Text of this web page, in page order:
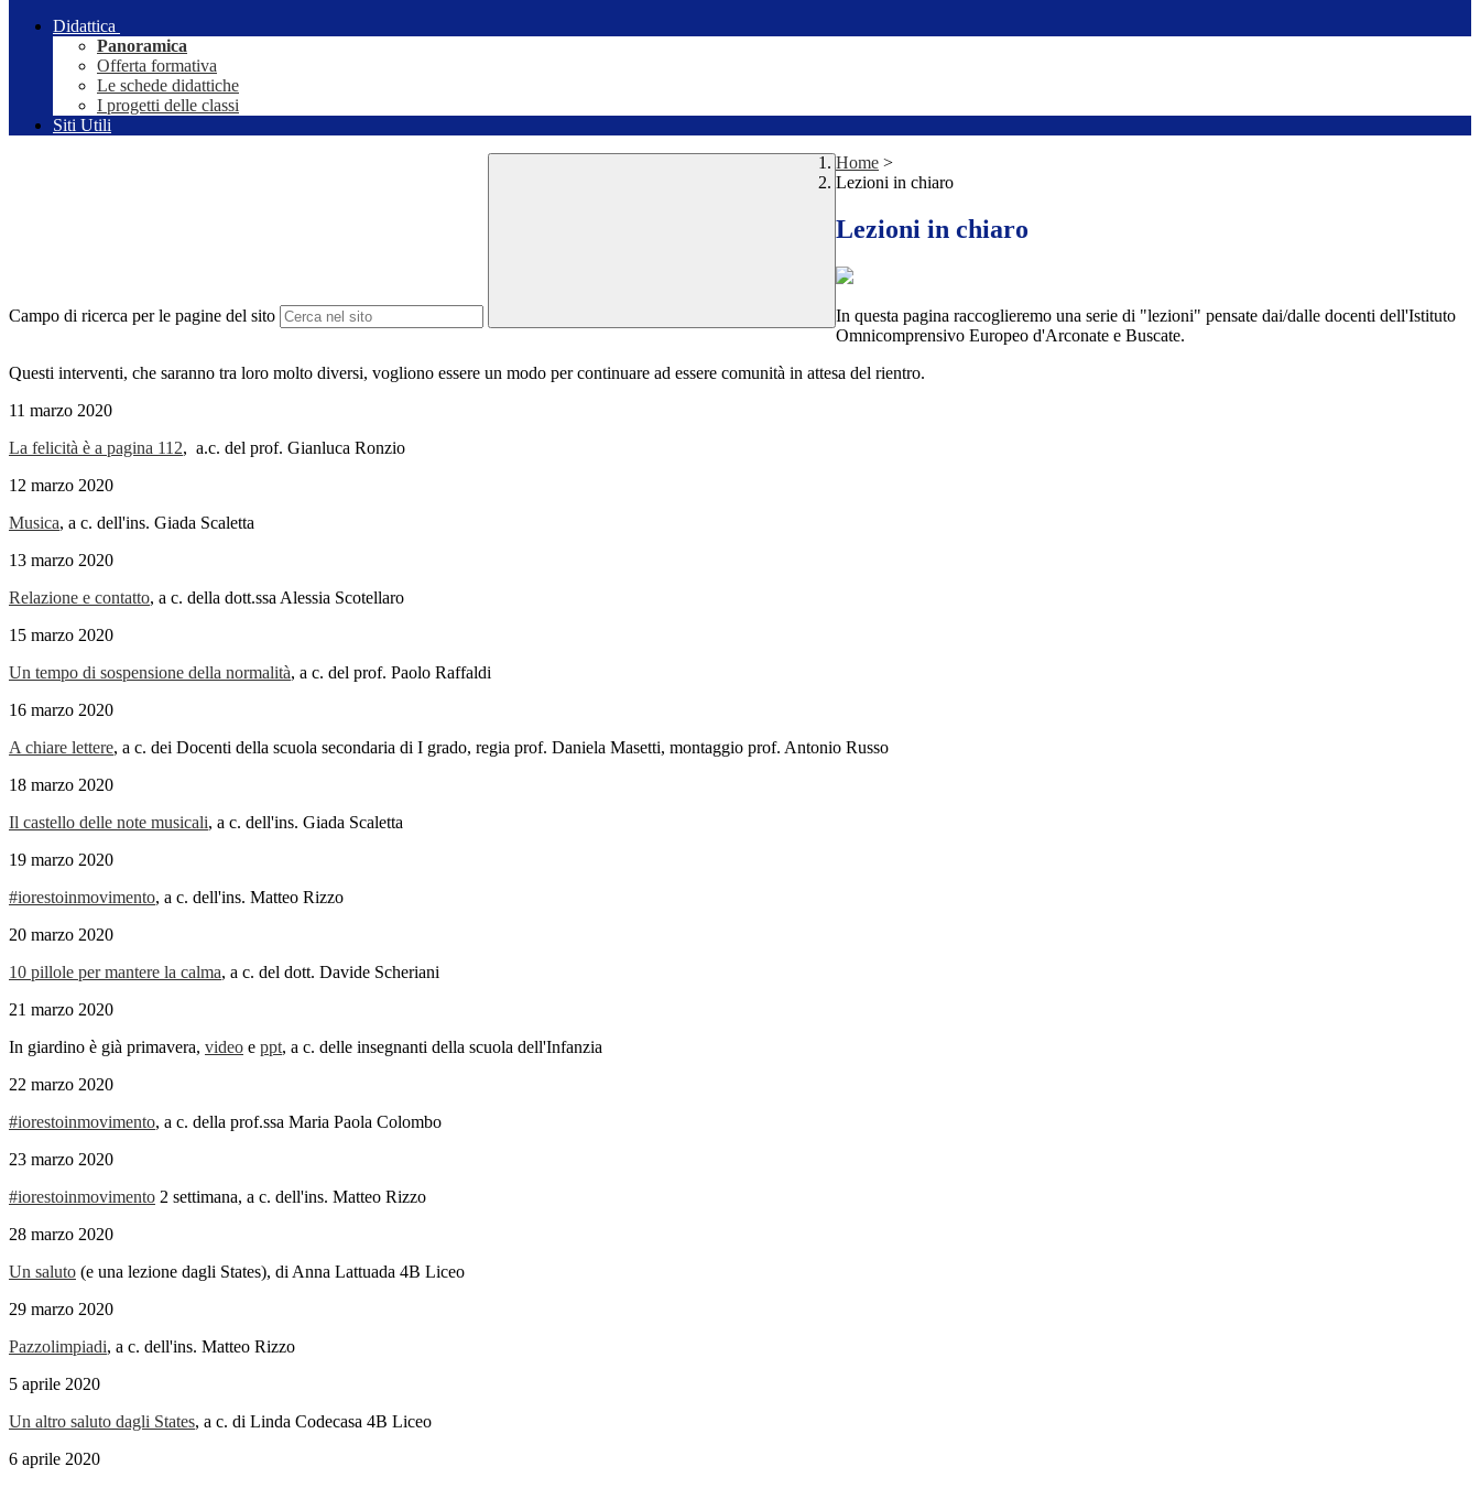
Didattica
Panoramica
Offerta formativa
Le schede didattiche
I progetti delle classi
Siti Utili
Campo di ricerca per le pagine del sito
Home >
Lezioni in chiaro
Lezioni in chiaro
In questa pagina raccoglieremo una serie di "lezioni" pensate dai/dalle docenti dell'Istituto
Omnicomprensivo Europeo d'Arconate e Buscate.
Questi interventi, che saranno tra loro molto diversi, vogliono essere un modo per continuare ad essere comunità in attesa del rientro.
11 marzo 2020
La felicità è a pagina 112, a.c. del prof. Gianluca Ronzio
12 marzo 2020
Musica, a c. dell'ins. Giada Scaletta
13 marzo 2020
Relazione e contatto, a c. della dott.ssa Alessia Scotellaro
15 marzo 2020
Un tempo di sospensione della normalità, a c. del prof. Paolo Raffaldi
16 marzo 2020
A chiare lettere, a c. dei Docenti della scuola secondaria di I grado, regia prof. Daniela Masetti, montaggio prof. Antonio Russo
18 marzo 2020
Il castello delle note musicali, a c. dell'ins. Giada Scaletta
19 marzo 2020
#iorestoinmovimento, a c. dell'ins. Matteo Rizzo
20 marzo 2020
10 pillole per mantere la calma, a c. del dott. Davide Scheriani
21 marzo 2020
In giardino è già primavera, video e ppt, a c. delle insegnanti della scuola dell'Infanzia
22 marzo 2020
#iorestoinmovimento, a c. della prof.ssa Maria Paola Colombo
23 marzo 2020
#iorestoinmovimento 2 settimana, a c. dell'ins. Matteo Rizzo
28 marzo 2020
Un saluto (e una lezione dagli States), di Anna Lattuada 4B Liceo
29 marzo 2020
Pazzolimpiadi, a c. dell'ins. Matteo Rizzo
5 aprile 2020
Un altro saluto dagli States, a c. di Linda Codecasa 4B Liceo
6 aprile 2020